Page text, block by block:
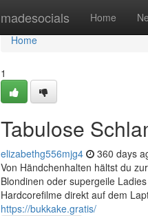
madesocials Home
Home
Home
1
Tabulose
elizabethg556mjg4 360 days
Von Händchenhalten hältst du
Blondinen oder supergeile
Hardcorefilme direkt auf dem
https://bukkake.gratis/